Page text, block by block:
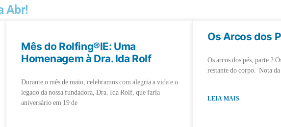
Abr!
Mês do Rolfing®IE: Uma
Homenagem à Dra. Ida Rolf
Durante o mês de maio, celebramos com alegria a vida e o
legado da nossa fundadora, Dra. Ida Rolf, que faria
aniversário em 19 de
Os Arcos dos
Os arcos dos pés, parte 2
restante do corpo. Nota
LEIA MAIS